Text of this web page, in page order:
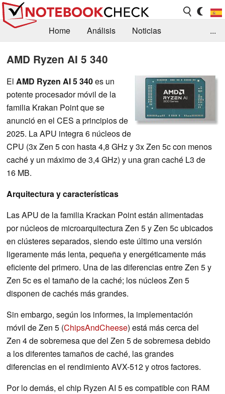
Home Análisis
Noticias
Busca
Contacto
...
AMD Ryzen AI 5 340
El AMD Ryzen AI 5 340es un
potente procesador móvil de la
familia Krakan Point que se
anunció en el CES a principios de
2025. La APU integra 6 núcleos de
CPU (3x Zen 5 con hasta 4,8 GHz y 3x Zen 5c con menos
caché y un máximo de 3,4 GHz) y una gran caché L3 de
16 MB.
Arquitectura y características
Las APU de la familia Krackan Point están alimentadas
por núcleos de microarquitectura Zen 5 y Zen 5c ubicados
en clústeres separados, siendo este último una versión
ligeramente más lenta, pequeña y energéticamente más
eficiente del primero. Una de las diferencias entre Zen 5 y
Zen 5c es el tamaño de la caché; los núcleos Zen 5
disponen de cachés más grandes.
Sin embargo, según los informes, la implementación
móvil de Zen 5 (ChipsAndCheese) está más cerca del
Zen 4 de sobremesa que del Zen 5 de sobremesa debido
a los diferentes tamaños de caché, las grandes
diferencias en el rendimiento AVX-512 y otros factores.
Por lo demás, el chip Ryzen AI 5 es compatible con RAM